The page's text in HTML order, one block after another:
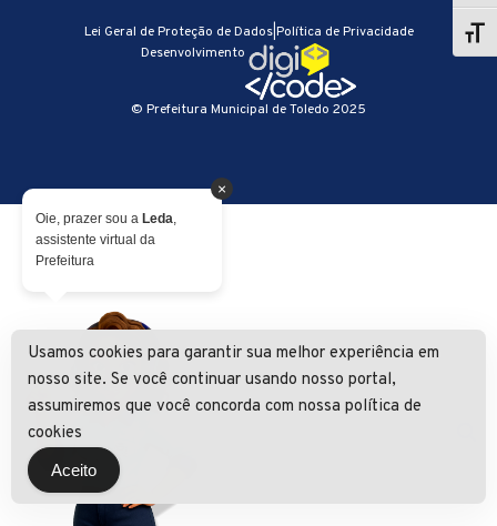
© Prefeitura Municipal de Toledo 2025
Lei Geral de Proteção de Dados|Política de Privacidade
Desenvolvimento
×
Oie, prazer sou a Leda,
assistente virtual da
Prefeitura
Usamos cookies para garantir sua melhor experiência em
nosso site. Se você continuar usando nosso portal,
assumiremos que você concorda com nossa política de
cookies
Aceito